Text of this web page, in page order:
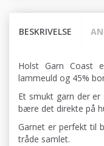
BESKRIVELSE
Holst Garn Coast
lammeuld og 45%
Et smukt garn der
bære det direkte på
Garnet er perfekt til
tråde samlet.